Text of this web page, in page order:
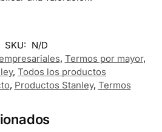
SKU: N/D
, Termos por mayor,
, Todos los productos
, Productos Stanley, Termos